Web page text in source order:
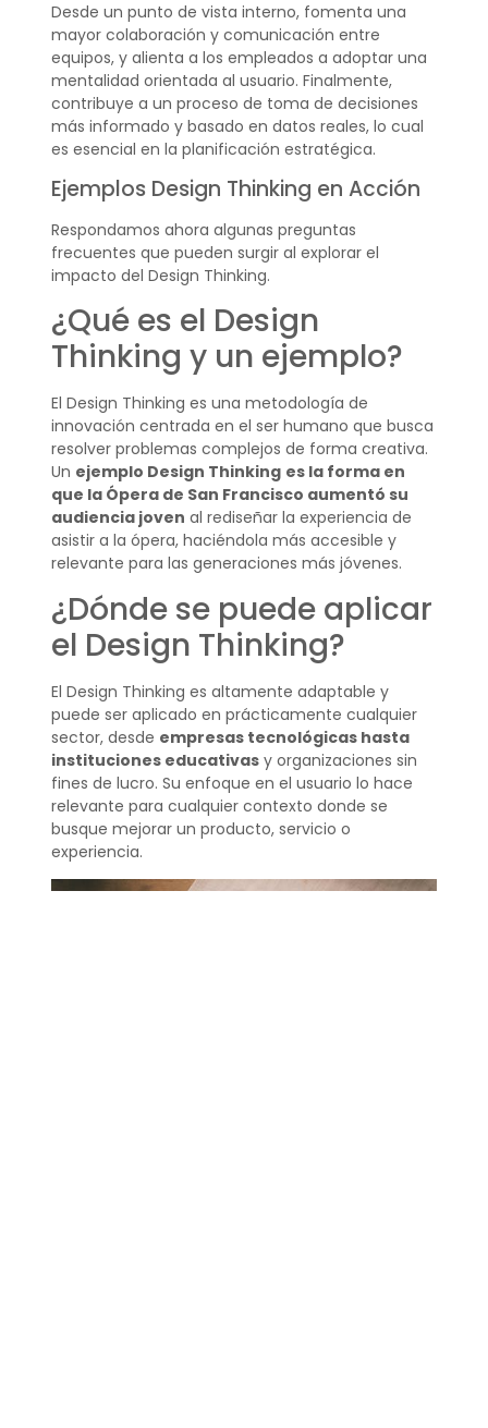
Desde un punto de vista interno, fomenta una
mayor colaboración y comunicación entre
equipos, y alienta a los empleados a adoptar una
mentalidad orientada al usuario. Finalmente,
contribuye a un proceso de toma de decisiones
más informado y basado en datos reales, lo cual
es esencial en la planificación estratégica.
Ejemplos Design Thinking en Acción
Respondamos ahora algunas preguntas
frecuentes que pueden surgir al explorar el
impacto del Design Thinking.
¿Qué es el Design
Thinking y un ejemplo?
El Design Thinking es una metodología de
innovación centrada en el ser humano que busca
resolver problemas complejos de forma creativa.
Un ejemplo Design Thinking es la forma en
que la Ópera de San Francisco aumentó su
audiencia joven al rediseñar la experiencia de
asistir a la ópera, haciéndola más accesible y
relevante para las generaciones más jóvenes.
¿Dónde se puede aplicar
el Design Thinking?
El Design Thinking es altamente adaptable y
puede ser aplicado en prácticamente cualquier
sector, desde empresas tecnológicas hasta
instituciones educativasy organizaciones sin
fines de lucro. Su enfoque en el usuario lo hace
relevante para cualquier contexto donde se
busque mejorar un producto, servicio o
experiencia.